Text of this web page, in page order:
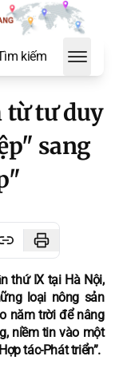
kiếm
Toggle
từ tư duy
sang
thứ IX tại Hà Nội,
loại nông sản
năm trời để nâng
niềm tin vào một
tác-Phát triển”.